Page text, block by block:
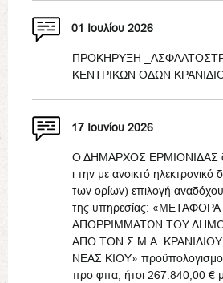
01 Ιουλίου 2026
ΠΡΟΚΗΡΥΞΗ
ΚΕΝΤΡΙΚΩΝ ΟΔΩΝ
17 Ιουνίου 2026
Ο ΔΗΜΑΡΧΟΣ ΕΡΜΙΟΝΙΔΑΣ δ
ι την με ανοικτό
των ορίων) επιλογή αναδόχου
της υπηρεσίας: «ΜΕΤΑΦΟΡΑ
ΑΠΟΡΡΙΜΜΑΤΩΝ ΤΟΥ
ΑΠΟ ΤΟΝ Σ.Μ.Α.
ΝΕΑΣ ΚΙΟΥ»
προ φπα, ήτοι 267.840,00 €